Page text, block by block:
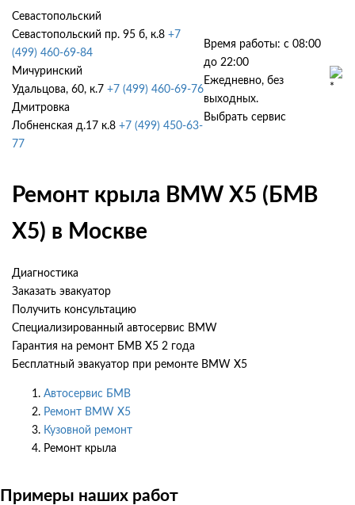
Севастопольский
Севастопольский пр. 95 б, к.8 +7
(499) 460-69-84
Мичуринский
Удальцова, 60, к.7 +7 (499) 460-69-76
Дмитровка
Лобненская д.17 к.8 +7 (499) 450-63-
77
Время работы: с 08:00
до 22:00
Ежедневно, без
выходных.
Выбрать сервис
Ремонт крыла BMW X5 (БМВ
Х5) в Москве
Диагностика
Заказать эвакуатор
Получить консультацию
Специализированный автосервис BMW
Гарантия на ремонт БМВ Х5 2 года
Бесплатный эвакуатор при ремонте BMW X5
Автосервис БМВ
Ремонт BMW X5
Кузовной ремонт
Ремонт крыла
Примеры наших работ